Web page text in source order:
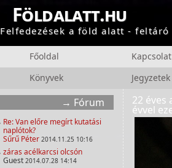
Földalatt.hu
Felfedezések a föld alatt -
Főoldal Kapcsolat
Könyvek
Jegyzetek
22 éves
évvel
Fórum
Re: Van előre megírt kutatási
naplótok?
Sűrű Péter 2014.11.25 10:16
záras acélkarcsi olcsón
Guest 2014.07.28 14:14